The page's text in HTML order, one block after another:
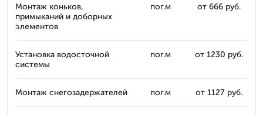
Монтаж коньков,
примыканий и доборных
элементов
пог.м от 666 руб.
Установка водосточной
системы
пог.м от 1230 руб.
Монтаж снегозадержателей пог.м от 1127 руб.